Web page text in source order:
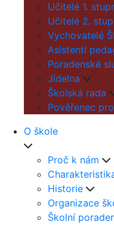
Učitelé 1.
Učitelé 2.
Vychovatelé
Asistenti
Poradenské
Jídelna
Školská rada
Pověřenec
O škole
Proč k nám
Historie
Organizace
Školní